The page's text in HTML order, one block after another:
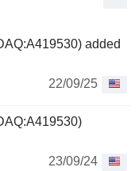
added
22/09/25
23/09/24